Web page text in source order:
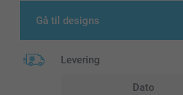
Gå til designs
Levering
Dato